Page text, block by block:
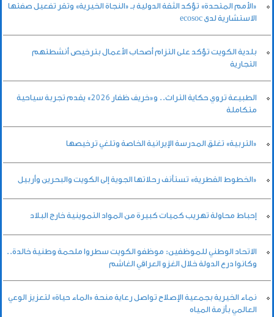
«الأمم المتحدة» تؤكد الثقة الدولية بـ «النجاة الخيرية» وتقر تفعيل صفتها
الاستشارية لدى ecosoc
بلدية الكويت تؤكد على التزام أصحاب الأعمال بترخيص أنشطتهم
التجارية
الطبيعة تروي حكاية التراث.. و«خريف ظفار 2026» يقدم تجربة سياحية
متكاملة
«التربية» تغلق المدرسة الإيرانية الخاصة وتلغي ترخيصها
«الخطوط القطرية» تستأنف رحلاتها الجوية إلى الكويت والبحرين وأربيل
إحباط محاولة تهريب كميات كبيرة من المواد التموينية خارج البلاد
الاتحاد الوطني للموظفين: موظفو الكويت سطروا ملحمة وطنية خالدة..
وكانوا درع الدولة خلال الغزو العراقي الغاشم
نماء الخيرية بجمعية الإصلاح تواصل رعاية منحة «الماء حياة» لتعزيز الوعي
العالمي بأزمة المياه